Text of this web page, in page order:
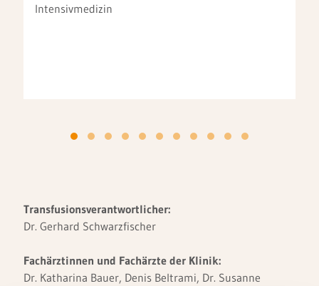
Intensivmedizin
Transfusionsverantwortlicher:
Dr. Gerhard Schwarzfischer
Fachärztinnen und Fachärzte der Klinik:
Dr. Katharina Bauer, Denis Beltrami, Dr. Susanne